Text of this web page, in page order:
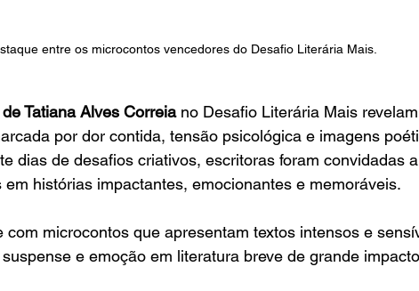
entre os microcontos vencedores do Desafio Literária Mais.
Tatiana Alves Correia no Desafio Literária Mais
por dor contida, tensão psicológica e imagens
dias de desafios criativos, escritoras foram convidadas a
histórias impactantes, emocionantes e memoráveis.
com microcontos que apresentam textos intensos e
e emoção em literatura breve de grande